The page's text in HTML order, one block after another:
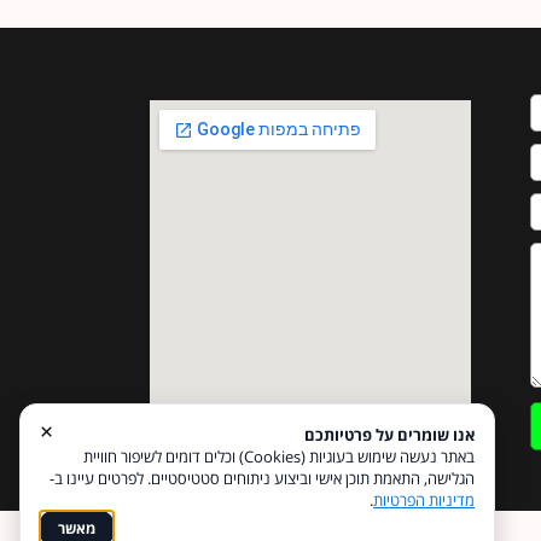
×
אנו שומרים על פרטיותכם
באתר נעשה שימוש בעוגיות (Cookies) וכלים דומים לשיפור חוויית
הגלישה, התאמת תוכן אישי וביצוע ניתוחים סטטיסטיים. לפרטים עיינו ב-
מדיניות הפרטיות.
מאשר